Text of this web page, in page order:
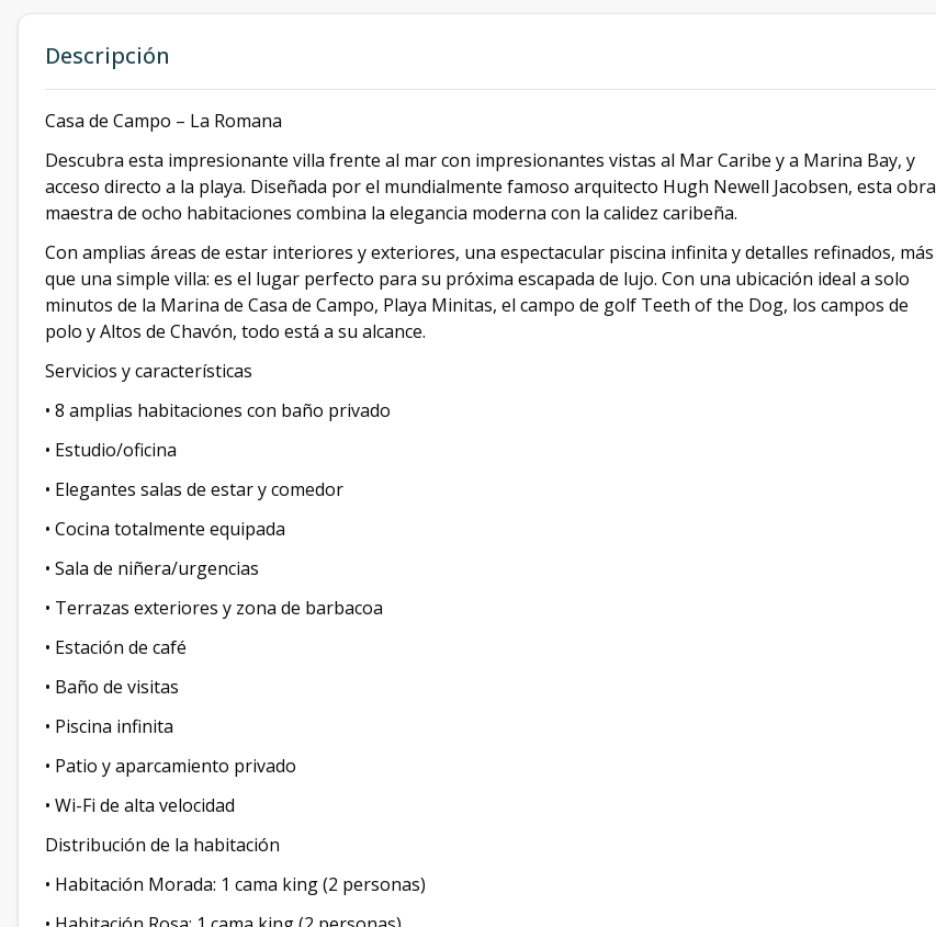
Descripción
Casa de Campo – La Romana
Descubra esta impresionante villa frente al mar con impresionantes vistas al Mar Caribe y a Marina Bay, y
acceso directo a la playa. Diseñada por el mundialmente famoso arquitecto Hugh Newell Jacobsen, esta obra
maestra de ocho habitaciones combina la elegancia moderna con la calidez caribeña.
Con amplias áreas de estar interiores y exteriores, una espectacular piscina infinita y detalles refinados, más
que una simple villa: es el lugar perfecto para su próxima escapada de lujo. Con una ubicación ideal a solo
minutos de la Marina de Casa de Campo, Playa Minitas, el campo de golf Teeth of the Dog, los campos de
polo y Altos de Chavón, todo está a su alcance.
Servicios y características
• 8 amplias habitaciones con baño privado
• Estudio/oficina
• Elegantes salas de estar y comedor
• Cocina totalmente equipada
• Sala de niñera/urgencias
• Terrazas exteriores y zona de barbacoa
• Estación de café
• Baño de visitas
• Piscina infinita
• Patio y aparcamiento privado
• Wi-Fi de alta velocidad
Distribución de la habitación
• Habitación Morada: 1 cama king (2 personas)